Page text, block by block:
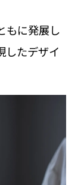
もに発展し
したデザイ